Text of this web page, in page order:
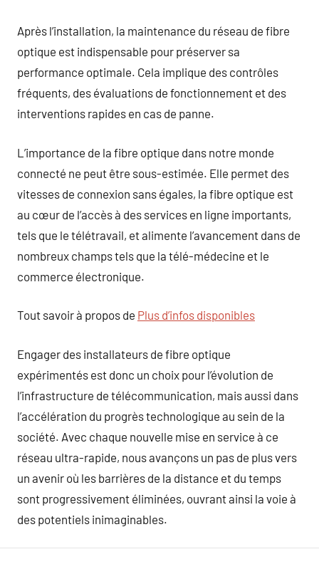
Après l’installation, la maintenance du réseau de fibre
optique est indispensable pour préserver sa
performance optimale. Cela implique des contrôles
fréquents, des évaluations de fonctionnement et des
interventions rapides en cas de panne.
L’importance de la fibre optique dans notre monde
connecté ne peut être sous-estimée. Elle permet des
vitesses de connexion sans égales, la fibre optique est
au cœur de l’accès à des services en ligne importants,
tels que le télétravail, et alimente l’avancement dans de
nombreux champs tels que la télé-médecine et le
commerce électronique.
Tout savoir à propos de Plus d’infos disponibles
Engager des installateurs de fibre optique
expérimentés est donc un choix pour l’évolution de
l’infrastructure de télécommunication, mais aussi dans
l’accélération du progrès technologique au sein de la
société. Avec chaque nouvelle mise en service à ce
réseau ultra-rapide, nous avançons un pas de plus vers
un avenir où les barrières de la distance et du temps
sont progressivement éliminées, ouvrant ainsi la voie à
des potentiels inimaginables.